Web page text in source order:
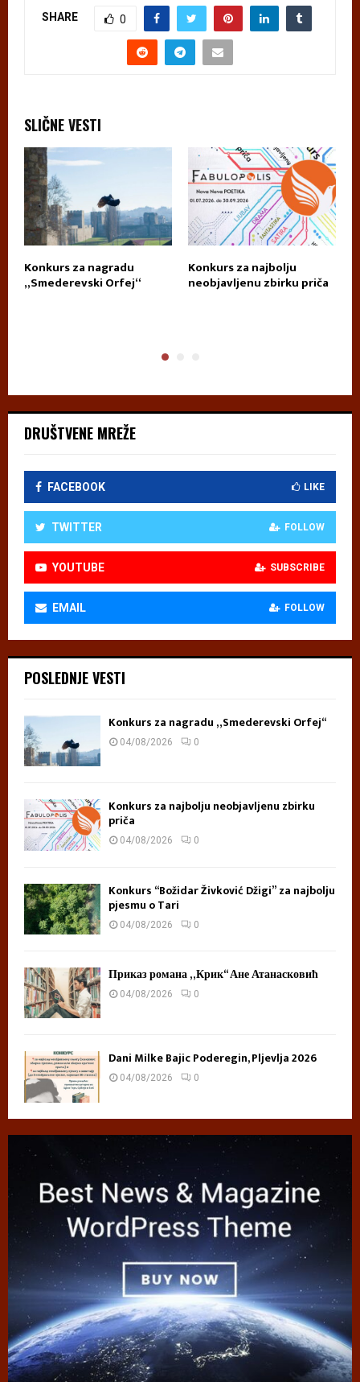
SHARE 0
SLIČNE VESTI
Konkurs za nagradu
„Smederevski Orfej“
Konkurs za najbolju
neobjavljenu zbirku priča
DRUŠTVENE MREŽE
FACEBOOK LIKE
TWITTER FOLLOW
YOUTUBE SUBSCRIBE
EMAIL FOLLOW
POSLEDNJE VESTI
Konkurs za nagradu „Smederevski Orfej“
04/08/2026 0
Konkurs za najbolju neobjavljenu zbirku
priča
04/08/2026 0
Konkurs “Božidar Živković Džigi” za najbolju
pjesmu o Tari
04/08/2026 0
Приказ романа „Крик“ Ане Атанасковић
04/08/2026 0
Dani Milke Bajic Poderegin, Pljevlja 2026
04/08/2026 0